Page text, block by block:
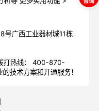
号广西工业器材城11栋
打热线： 400-870-
技术方案和开通服务！